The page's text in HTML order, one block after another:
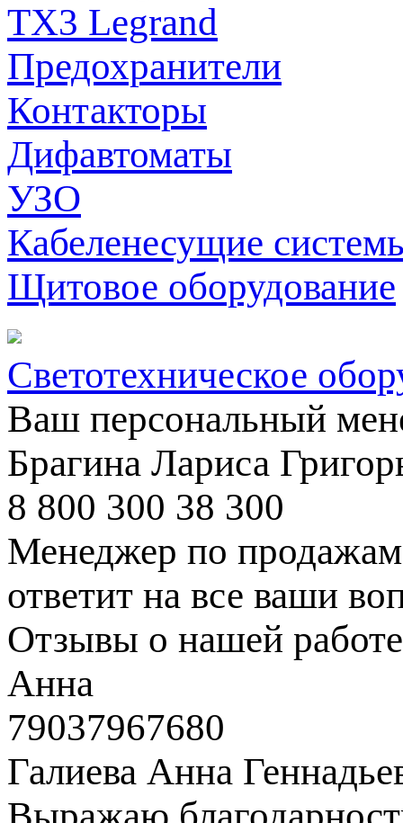
TX3 Legrand
Предохранители
Контакторы
Дифавтоматы
УЗО
Кабеленесущие
Щитовое оборудование
Светотехническое
Ваш персональный
Брагина Лариса
8 800 300 38 300
Менеджер по продажам
ответит на все ваши
Отзывы о нашей работе
Анна
79037967680
Галиева Анна